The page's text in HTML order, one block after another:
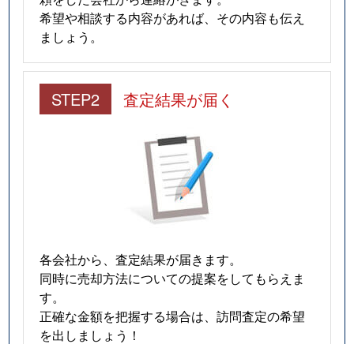
希望や相談する内容があれば、その内容も伝え
ましょう。
STEP2 査定結果が届く
各会社から、査定結果が届きます。
同時に売却方法についての提案をしてもらえま
す。
正確な金額を把握する場合は、訪問査定の希望
を出しましょう！